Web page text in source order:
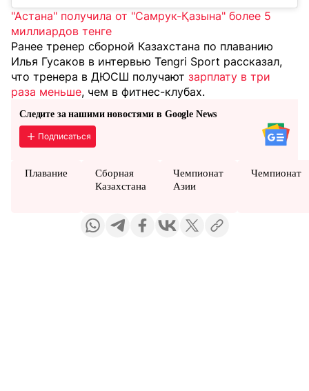
"Астана" получила от "Самрук-Қазына" более 5
миллиардов тенге
Ранее тренер сборной Казахстана по плаванию
Илья Гусаков в интервью Tengri Sport рассказал,
что тренера в ДЮСШ получают зарплату в три
раза меньше, чем в фитнес-клубах.
Следите за нашими новостями в Google News
Подписаться
Плавание
Сборная
Казахстана
Чемпионат
Азии
Чемпионат